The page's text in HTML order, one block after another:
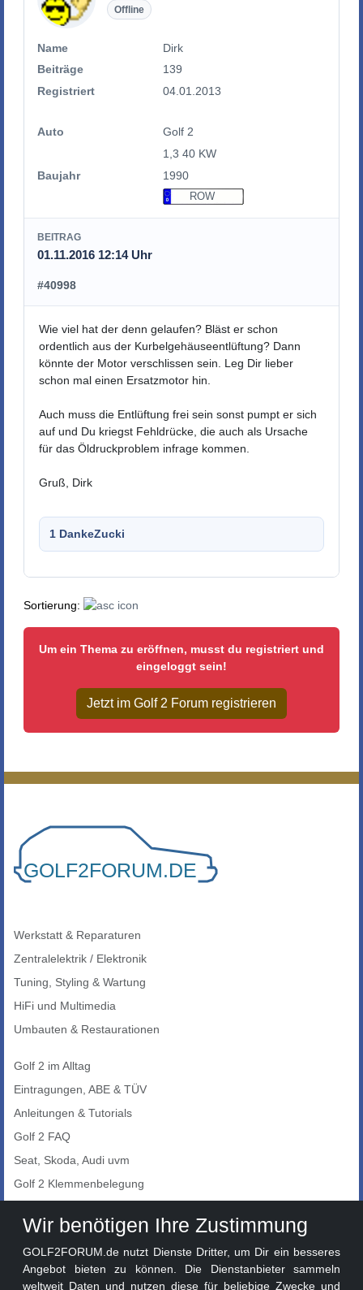
Offline
Name
Dirk
Beiträge
139
Registriert
04.01.2013
Auto
Golf 2
1,3 40 KW
Baujahr
1990
ROW
BEITRAG
01.11.2016 12:14 Uhr
#40998
Wie viel hat der denn gelaufen? Bläst er schon
ordentlich aus der Kurbelgehäuseentlüftung? Dann
könnte der Motor verschlissen sein. Leg Dir lieber
schon mal einen Ersatzmotor hin.
Auch muss die Entlüftung frei sein sonst pumpt er sich
auf und Du kriegst Fehldrücke, die auch als Ursache
für das Öldruckproblem infrage kommen.
Gruß, Dirk
1 DankeZucki
Sortierung:
Um ein Thema zu eröffnen, musst du registriert und
eingeloggt sein!
Jetzt im Golf 2 Forum registrieren
Werkstatt & Reparaturen
Zentralelektrik / Elektronik
Tuning, Styling & Wartung
HiFi und Multimedia
Umbauten & Restaurationen
Golf 2 im Alltag
Eintragungen, ABE & TÜV
Anleitungen & Tutorials
Golf 2 FAQ
Seat, Skoda, Audi uvm
Golf 2 Klemmenbelegung
Auto-Showroom
Golf 2 Lackcodes
Wir benötigen Ihre Zustimmung
GOLF2FORUM.de nutzt Dienste Dritter, um Dir ein besseres
Angebot bieten zu können. Die Dienstanbieter sammeln
weltweit Daten und nutzen diese für beliebige Zwecke und